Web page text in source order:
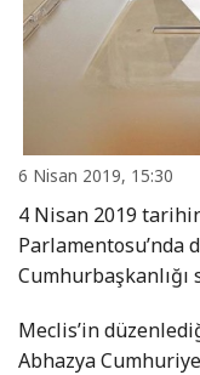
6 Nisan 2019, 15:30
4 Nisan 2019
Parlamentosu’nda
Meclis’in
Abhazya